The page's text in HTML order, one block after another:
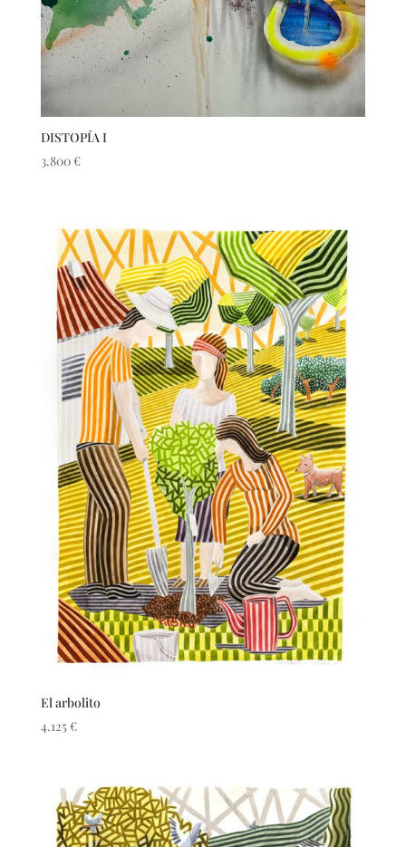
DISTOPÍA I
3.800 €
El arbolito
4.125 €